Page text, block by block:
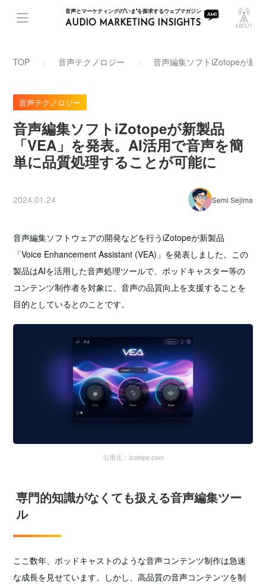
音声とマーケティングの"いま"を探求するウェブマガジン
AUDIO MARKETING INSIGHTS ABOUT
TOP 音声テクノロジー 音声編集ソフトiZotopeが新
音声テクノロジー
音声編集ソフトiZotopeが新製品
「VEA」を発表。AI活用で音声を簡
単に品質処理することが可能に
2024.01.24 Semi Sejima
音声編集ソフトウェアの開発などを行うiZotopeが新製品
「Voice Enhancement Assistant (VEA)」を発表しました。この
製品はAIを活用した音声処理ツールで、ポッドキャスター等の
コンテンツ制作者を対象に、音声の品質向上を支援することを
目的としているとのことです。
引用元：izotope.com
専門的知識がなくても扱える音声編集ツー
ル
ここ数年、ポッドキャストのような音声コンテンツ制作は急速
な成長を見せています。しかし、高品質の音声コンテンツを制